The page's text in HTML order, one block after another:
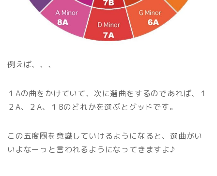
例えば、、、
１Aの曲をかけていて、次に選曲をするのであれば、１
２A、２A、１Bのどれかを選ぶとグッドです。
この五度圏を意識していけるようになると、選曲がい
いよなーっと言われるようになってきますよ♪